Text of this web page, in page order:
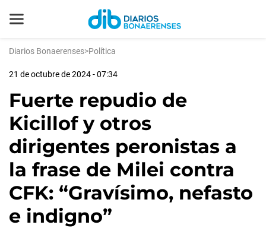
Diarios Bonaerenses>Política
21 de octubre de 2024 - 07:34
Fuerte repudio de
Kicillof y otros
dirigentes peronistas a
la frase de Milei contra
CFK: “Gravísimo, nefasto
e indigno”